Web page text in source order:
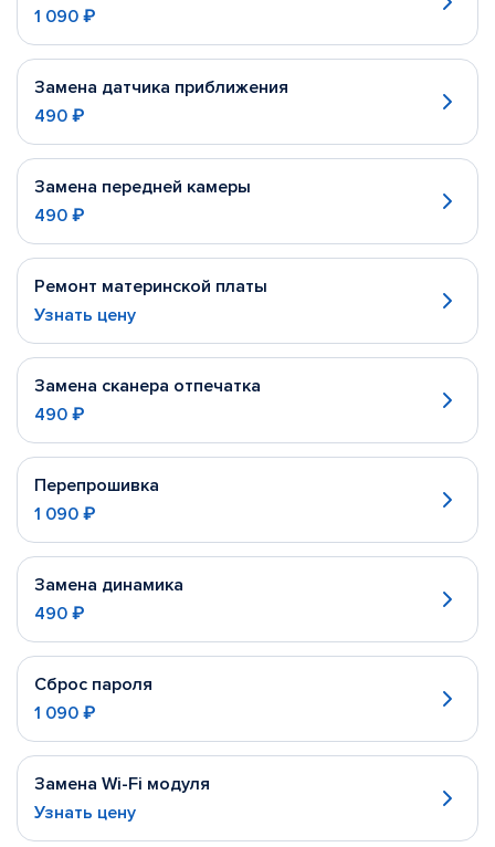
1 090 ₽
Замена датчика приближения
490 ₽
Замена передней камеры
490 ₽
Ремонт материнской платы
Узнать цену
Замена сканера отпечатка
490 ₽
Перепрошивка
1 090 ₽
Замена динамика
490 ₽
Сброс пароля
1 090 ₽
Замена Wi-Fi модуля
Узнать цену